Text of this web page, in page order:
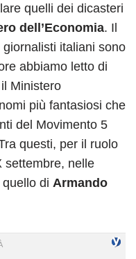
quelli dei dicasteri
dell’Economia. Il
italiani sono
abbiamo letto di
Ministero
più fantasiosi che
del Movimento 5
questi, per il ruolo
settembre, nelle
di Armando